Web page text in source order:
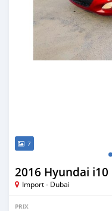
7
2016 Hyundai i10
Import - Dubai
PRIX